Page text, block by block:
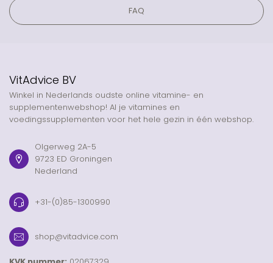
FAQ
VitAdvice BV
Winkel in Nederlands oudste online vitamine- en
supplementenwebshop! Al je vitamines en
voedingssupplementen voor het hele gezin in één webshop.
Olgerweg 2A-5
9723 ED Groningen
Nederland
+31-(0)85-1300990
shop@vitadvice.com